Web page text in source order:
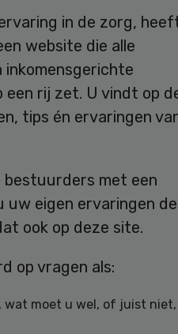
in de zorg,
website die alle
inkomensgerichte
rij zet. U vindt op
tips én ervaringen
met een
uw eigen ervaringen
ook op deze site.
op vragen als:
wat moet u wel, of juist niet,